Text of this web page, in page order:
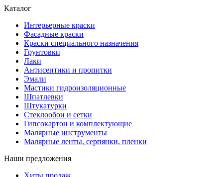
Каталог
Интерьерные краски
Фасадные краски
Краски специального назначения
Грунтовки
Лаки
Антисептики и пропитки
Эмали
Мастики гидроизоляционные
Шпатлевки
Штукатурки
Стеклообои и сетки
Гипсокартон и комплектующие
Малярные инструменты
Малярные ленты, серпянки, пленки
Наши предложения